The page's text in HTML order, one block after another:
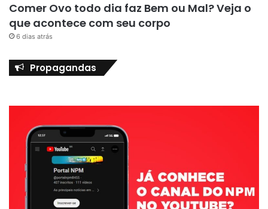
Comer Ovo todo dia faz Bem ou Mal? Veja o
que acontece com seu corpo
6 dias atrás
Propagandas